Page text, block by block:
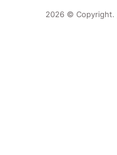
2026 © Copyright.